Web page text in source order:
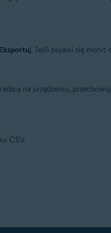
. Jeśli pojawi się monit
na urządzeniu,
CSV.